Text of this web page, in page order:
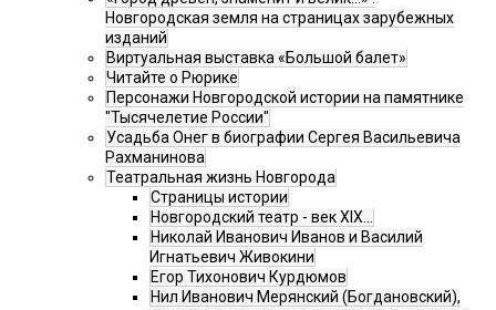
Новгородская земля на страницах зарубежных
изданий
Виртуальная выставка «Большой балет»
Читайте о Рюрике
Персонажи Новгородской истории на памятнике
"Тысячелетие России"
Усадьба Онег в биографии Сергея Васильевича
Рахманинова
Театральная жизнь Новгорода
Страницы истории
Новгородский театр - век XIX…
Николай Иванович Иванов и Василий
Игнатьевич Живокини
Егор Тихонович Курдюмов
Нил Иванович Мерянский (Богдановский),